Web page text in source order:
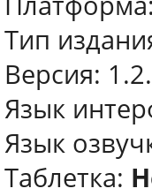
Тип
Версия:
Язык
Язык
Таблетка: